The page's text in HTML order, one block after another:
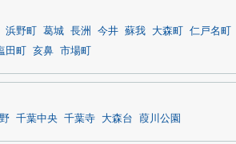
浜野町 葛城 長洲 今井 蘇我 大森町 仁戸名町
田町 亥鼻 市場町
千葉中央 千葉寺 大森台 葭川公園